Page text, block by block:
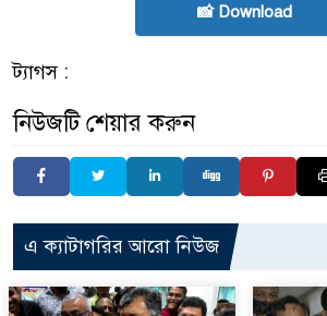
📸 Download
ট্যাগস :
নিউজটি শেয়ার করুন
এ ক্যাটাগরির আরো নিউজ